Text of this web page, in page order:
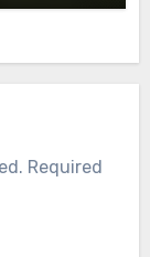
Required